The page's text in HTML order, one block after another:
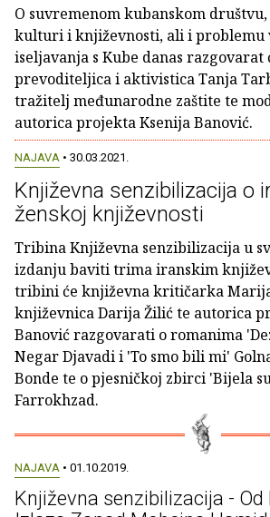
O suvremenom kubanskom
kulturi i književnosti, ali i problemu
iseljavanja s Kube danas razgovarat
prevoditeljica i aktivistica Tanja
tražitelj međunarodne zaštite te
autorica projekta Ksenija Banović.
NAJAVA • 30.03.2021.
Književna senzibilizacija o
ženskoj književnosti
Tribina Književna senzibilizacija u
izdanju baviti trima iranskim
tribini će književna kritičarka
književnica Darija Žilić te autorica
Banović razgovarati o romanima
Negar Djavadi i 'To smo bili mi'
Bonde te o pjesničkoj zbirci 'Bijela
Farrokhzad.
NAJAVA • 01.10.2019.
Književna senzibilizacija -